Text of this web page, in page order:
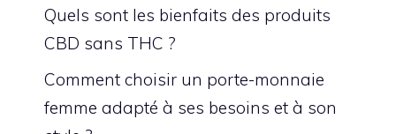
Quels sont les bienfaits des produits
CBD sans THC ?
Comment choisir un porte-monnaie
femme adapté à ses besoins et à son